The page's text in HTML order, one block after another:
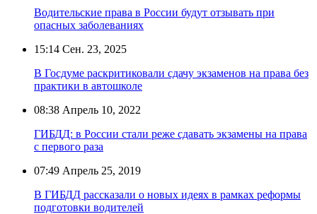
Водительские права в России будут отзывать при
опасных заболеваниях
15:14 Сен. 23, 2025
В Госдуме раскритиковали сдачу экзаменов на права без
практики в автошколе
08:38 Апрель 10, 2022
ГИБДД: в России стали реже сдавать экзамены на права
с первого раза
07:49 Апрель 25, 2019
В ГИБДД рассказали о новых идеях в рамках реформы
подготовки водителей